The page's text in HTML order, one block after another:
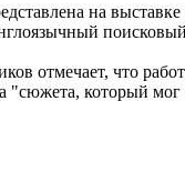
на
отмечает, что
"сюжета, который